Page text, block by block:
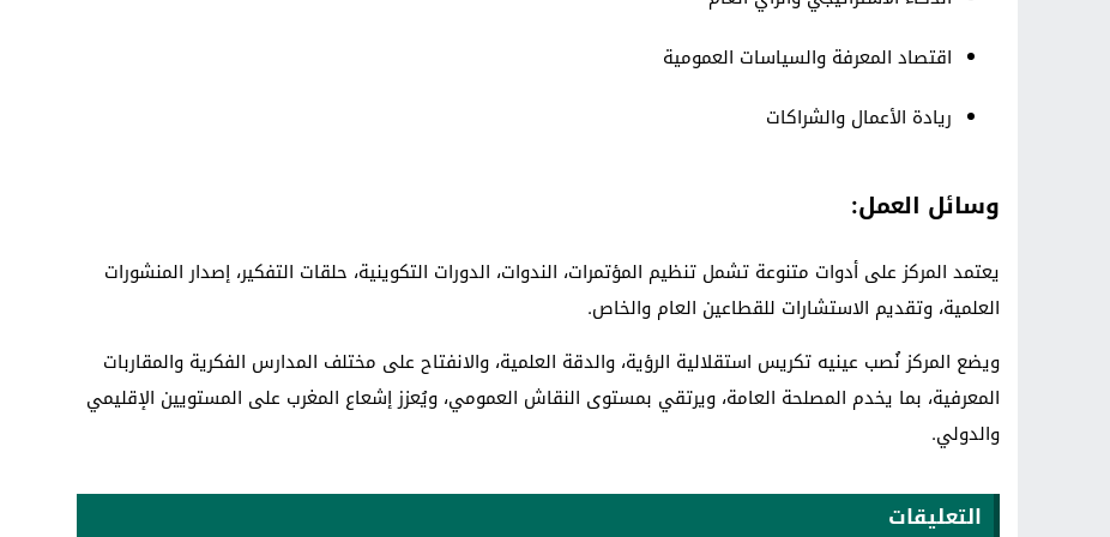
اقتصاد المعرفة والسياسات العمومية
ريادة الأعمال والشراكات
وسائل العمل:
يعتمد المركز على أدوات متنوعة تشمل تنظيم المؤتمرات، الندوات، الدورات التكوينية، حلقات التفكير، إصدار المنشورات
العلمية، وتقديم الاستشارات للقطاعين العام والخاص.
ويضع المركز نُصب عينيه تكريس استقلالية الرؤية، والدقة العلمية، والانفتاح على مختلف المدارس الفكرية والمقاربات
المعرفية، بما يخدم المصلحة العامة، ويرتقي بمستوى النقاش العمومي، ويُعزز إشعاع المغرب على المستويين الإقليمي
والدولي.
التعليقات